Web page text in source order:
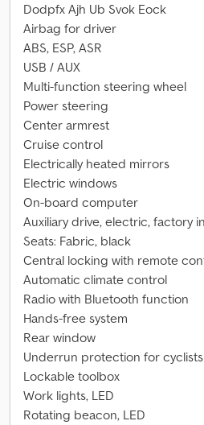
Dodpfx Ajh Ub Svok Eock
Airbag for driver
ABS, ESP, ASR
USB / AUX
Multi-function steering wheel
Power steering
Center armrest
Cruise control
Electrically heated mirrors
Electric windows
On-board computer
Auxiliary drive, electric, factory
Seats: Fabric, black
Central locking with remote
Automatic climate control
Radio with Bluetooth function
Hands-free system
Rear window
Underrun protection for cyclists
Lockable toolbox
Work lights, LED
Rotating beacon, LED